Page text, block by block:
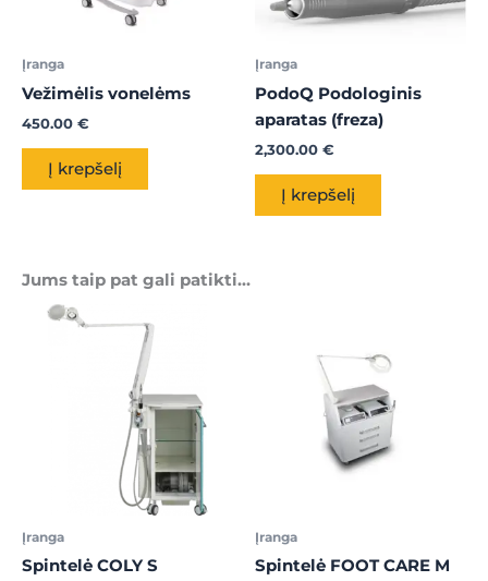
Įranga
Vežimėlis vonelėms
450.00 €
Į krepšelį
Įranga
PodoQ Podologinis
aparatas (freza)
2,300.00 €
Į krepšelį
Jums taip pat gali patikti…
Įranga
Spintelė COLY S
Įranga
Spintelė FOOT CARE M